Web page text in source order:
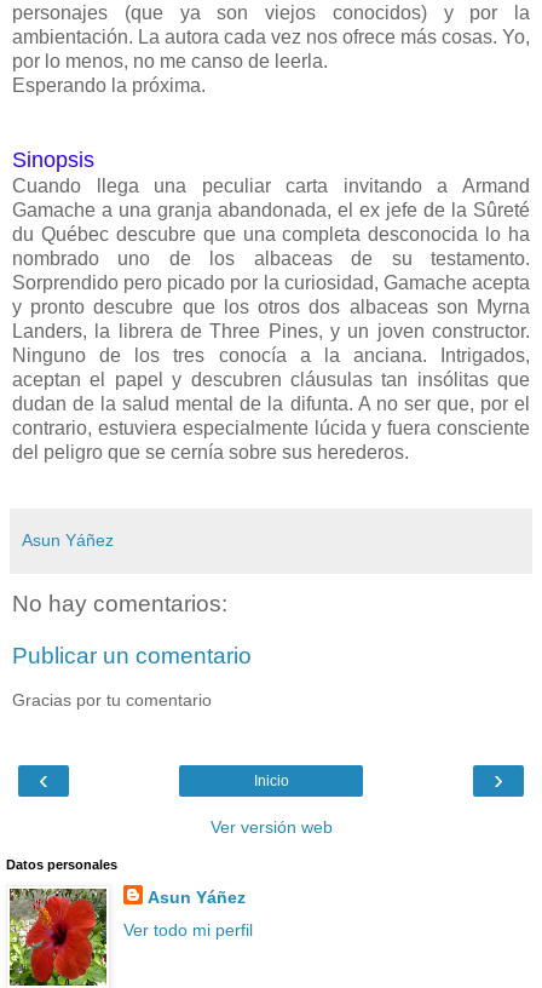
personajes (que ya son viejos conocidos) y por la
ambientación. La autora cada vez nos ofrece más cosas. Yo,
por lo menos, no me canso de leerla.
Esperando la próxima.
Sinopsis
Cuando llega una peculiar carta invitando a Armand
Gamache a una granja abandonada, el ex jefe de la Sûreté
du Québec descubre que una completa desconocida lo ha
nombrado uno de los albaceas de su testamento.
Sorprendido pero picado por la curiosidad, Gamache acepta
y pronto descubre que los otros dos albaceas son Myrna
Landers, la librera de Three Pines, y un joven constructor.
Ninguno de los tres conocía a la anciana. Intrigados,
aceptan el papel y descubren cláusulas tan insólitas que
dudan de la salud mental de la difunta. A no ser que, por el
contrario, estuviera especialmente lúcida y fuera consciente
del peligro que se cernía sobre sus herederos.
Asun Yáñez
No hay comentarios:
Publicar un comentario
Gracias por tu comentario
‹ ›
Inicio
Ver versión web
Datos personales
Asun Yáñez
Ver todo mi perfil